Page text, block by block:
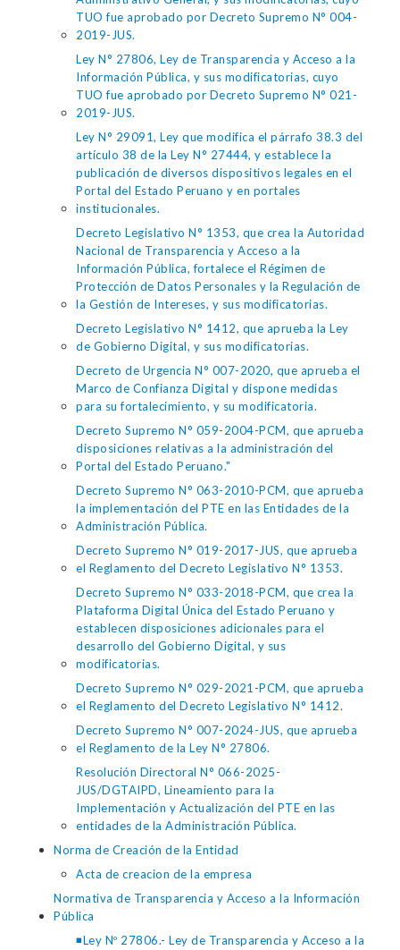
TUO fue aprobado por Decreto Supremo N° 004-
2019-JUS.
Ley N° 27806, Ley de Transparencia y Acceso a la
Información Pública, y sus modificatorias, cuyo
TUO fue aprobado por Decreto Supremo N° 021-
2019-JUS.
Ley N° 29091, Ley que modifica el párrafo 38.3 del
artículo 38 de la Ley N° 27444, y establece la
publicación de diversos dispositivos legales en el
Portal del Estado Peruano y en portales
institucionales.
Decreto Legislativo N° 1353, que crea la Autoridad
Nacional de Transparencia y Acceso a la
Información Pública, fortalece el Régimen de
Protección de Datos Personales y la Regulación de
la Gestión de Intereses, y sus modificatorias.
Decreto Legislativo N° 1412, que aprueba la Ley
de Gobierno Digital, y sus modificatorias.
Decreto de Urgencia N° 007-2020, que aprueba el
Marco de Confianza Digital y dispone medidas
para su fortalecimiento, y su modificatoria.
Decreto Supremo N° 059-2004-PCM, que aprueba
disposiciones relativas a la administración del
Portal del Estado Peruano."
Decreto Supremo N° 063-2010-PCM, que aprueba
la implementación del PTE en las Entidades de la
Administración Pública.
Decreto Supremo N° 019-2017-JUS, que aprueba
el Reglamento del Decreto Legislativo N° 1353.
Decreto Supremo N° 033-2018-PCM, que crea la
Plataforma Digital Única del Estado Peruano y
establecen disposiciones adicionales para el
desarrollo del Gobierno Digital, y sus
modificatorias.
Decreto Supremo N° 029-2021-PCM, que aprueba
el Reglamento del Decreto Legislativo N° 1412.
Decreto Supremo N° 007-2024-JUS, que aprueba
el Reglamento de la Ley N° 27806.
Resolución Directoral N° 066-2025-
JUS/DGTAIPD, Lineamiento para la
Implementación y Actualización del PTE en las
entidades de la Administración Pública.
Norma de Creación de la Entidad
Acta de creacion de la empresa
Normativa de Transparencia y Acceso a la Información
Pública
◾Ley Nº 27806.- Ley de Transparencia y Acceso a la